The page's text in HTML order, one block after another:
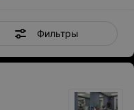
Фильтры